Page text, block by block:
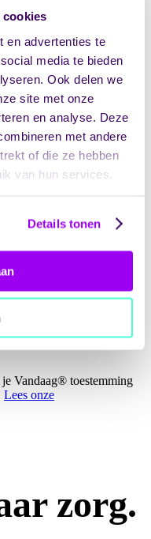
cookies
en advertenties te
media te bieden
Ook delen we
site met onze
en analyse. Deze
met andere
of die ze hebben
van hun services.
Details tonen
ik ook
ben
aan
aan.
Vandaag® toestemming
Lees onze
zorg.